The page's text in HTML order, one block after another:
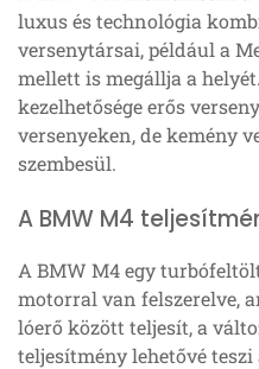
luxus és technológia
versenytársai, például a
mellett is megállja a
kezelhetősége erős
versenyeken, de kemény
szembesül.
A BMW M4
A BMW M4 egy
motorral van felszerelve,
lóerő között teljesít, a
teljesítmény lehetővé